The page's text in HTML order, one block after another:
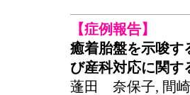
【症例報告】
癒着胎盤を示唆す
び産科対応に関す
蓬田 奈保子, 間